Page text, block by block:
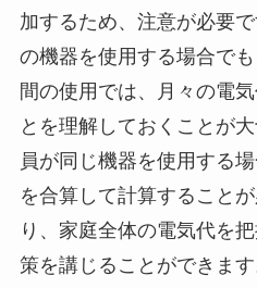
加するため、注意が必要
の機器を使用する場合で
間の使用では、月々の電
とを理解しておくことが
員が同じ機器を使用する
を合算して計算すること
り、家庭全体の電気代を
策を講じることができま